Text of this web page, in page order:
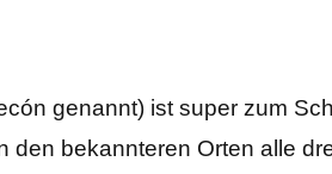
genannt) ist super zum
den bekannteren Orten alle